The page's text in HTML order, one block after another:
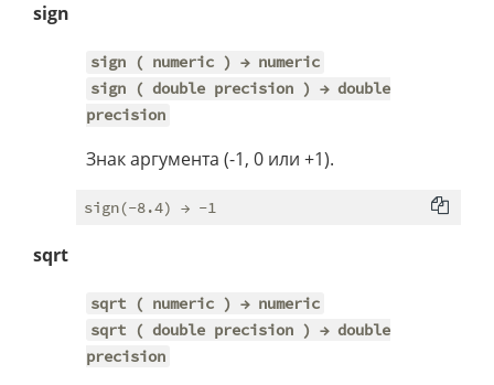
sign
sign ( numeric ) → numeric
sign ( double precision ) → double
precision
Знак аргумента (-1, 0 или +1).
sqrt
sqrt ( numeric ) → numeric
sqrt ( double precision ) → double
precision